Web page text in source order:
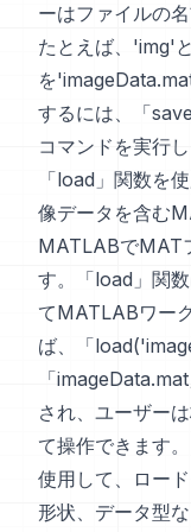
ーはファイルの
たとえば、'img'
を
するには、「
コマンドを実行
「load」関数を
像データを含む
MATLABでMAT
す。「load」関
てMATLABワー
ば、「
「
され、ユーザー
て操作できます
使用して、ロー
形状、データ型